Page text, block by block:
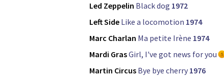
Led Zeppelin Black dog 1972
Left Side Like a locomotion 1974
Marc Charlan Ma petite Irène 1974
Mardi GrasGirl, I've got news for you
Martin Circus Bye bye cherry 1976